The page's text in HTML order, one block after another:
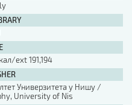
ext 191,194
Универзитета у Нишу /
University of Nis